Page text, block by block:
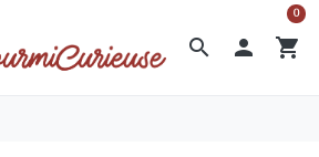
search  shopping_cart
0